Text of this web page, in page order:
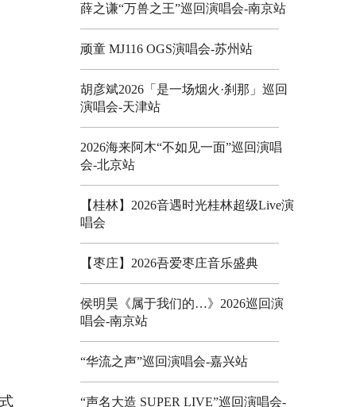
薛之谦“万兽之王”巡回演唱会-南京站
顽童 MJ116 OGS演唱会-苏州站
胡彦斌2026「是一场烟火·刹那」巡回
演唱会-天津站
2026海来阿木“不如见一面”巡回演唱
会-北京站
【桂林】2026音遇时光桂林超级Live演
唱会
【枣庄】2026吾爱枣庄音乐盛典
侯明昊《属于我们的…》2026巡回演
唱会-南京站
“华流之声”巡回演唱会-嘉兴站
“声名大造 SUPER LIVE”巡回演唱会-